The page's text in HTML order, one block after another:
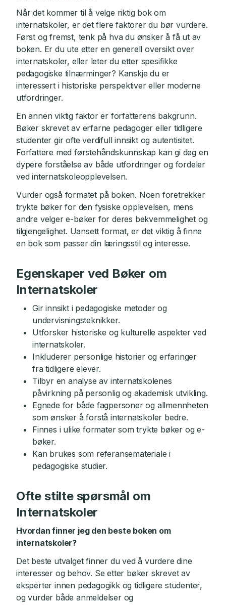
Når det kommer til å velge riktig bok om
internatskoler, er det flere faktorer du bør vurdere.
Først og fremst, tenk på hva du ønsker å få ut av
boken. Er du ute etter en generell oversikt over
internatskoler, eller leter du etter spesifikke
pedagogiske tilnærminger? Kanskje du er
interessert i historiske perspektiver eller moderne
utfordringer.
En annen viktig faktor er forfatterens bakgrunn.
Bøker skrevet av erfarne pedagoger eller tidligere
studenter gir ofte verdifull innsikt og autentisitet.
Forfattere med førstehåndskunnskap kan gi deg en
dypere forståelse av både utfordringer og fordeler
ved internatskoleopplevelsen.
Vurder også formatet på boken. Noen foretrekker
trykte bøker for den fysiske opplevelsen, mens
andre velger e-bøker for deres bekvemmelighet og
tilgjengelighet. Uansett format, er det viktig å finne
en bok som passer din læringsstil og interesse.
Egenskaper ved Bøker om
Internatskoler
Gir innsikt i pedagogiske metoder og
undervisningsteknikker.
Utforsker historiske og kulturelle aspekter ved
internatskoler.
Inkluderer personlige historier og erfaringer
fra tidligere elever.
Tilbyr en analyse av internatskolenes
påvirkning på personlig og akademisk utvikling.
Egnede for både fagpersoner og allmennheten
som ønsker å forstå internatskoler bedre.
Finnes i ulike formater som trykte bøker og e-
bøker.
Kan brukes som referansemateriale i
pedagogiske studier.
Ofte stilte spørsmål om
Internatskoler
Hvordan finner jeg den beste boken om
internatskoler?
Det beste utvalget finner du ved å vurdere dine
interesser og behov. Se etter bøker skrevet av
eksperter innen pedagogikk og tidligere studenter,
og vurder både anmeldelser og